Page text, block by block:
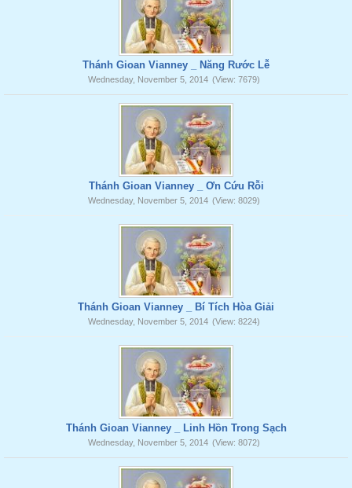
Thánh Gioan Vianney _ Năng Rước Lễ
Wednesday, November 5, 2014 (View: 7679)
Thánh Gioan Vianney _ Ơn Cứu Rỗi
Wednesday, November 5, 2014 (View: 8029)
Thánh Gioan Vianney _ Bí Tích Hòa Giải
Wednesday, November 5, 2014 (View: 8224)
Thánh Gioan Vianney _ Linh Hồn Trong Sạch
Wednesday, November 5, 2014 (View: 8072)